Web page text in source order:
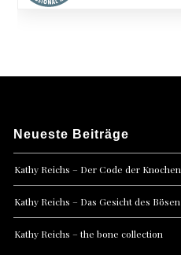
Neueste Beiträge
Kathy Reichs – Der Code der Knochen
Kathy Reichs – Das Gesicht des Bösen
Kathy Reichs – the bone collection